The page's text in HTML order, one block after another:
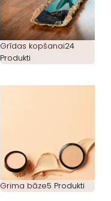
Grīdas kopšanai24
Produkti
Grima bāze5 Produkti